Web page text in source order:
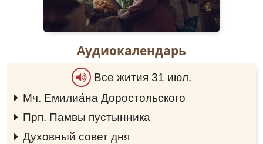
Аудиокалендарь
Все жития 31 июл.
Мч. Емилиа́на Доростольского
0:00
Прп. Памвы пустынника
0:00
Духовный совет дня
0:00